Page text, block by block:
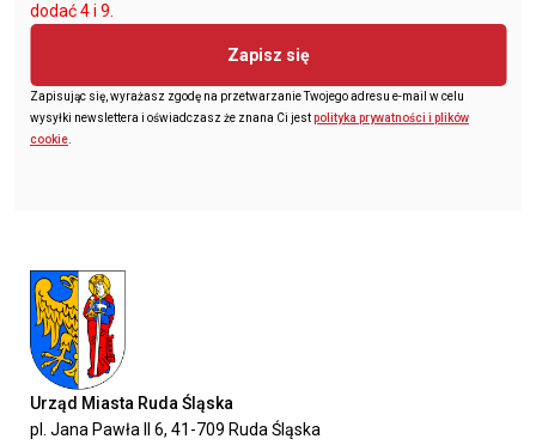
dodać 4 i 9.
Zapisz się
Zapisując się, wyrażasz zgodę na przetwarzanie Twojego adresu e-mail w celu
wysyłki newslettera i oświadczasz że znana Ci jestpolityka prywatności i plików
cookie.
Urząd Miasta Ruda Śląska
pl. Jana Pawła II 6, 41-709 Ruda Śląska